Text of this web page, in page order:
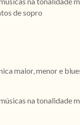
de sopro
maior, menor e
na tonalidade